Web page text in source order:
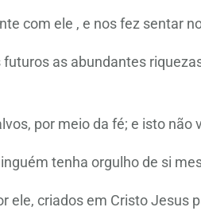
com ele , e nos fez sentar
as abundantes
por meio da fé; e isto não
tenha orgulho de si
ele, criados em Cristo Jesus